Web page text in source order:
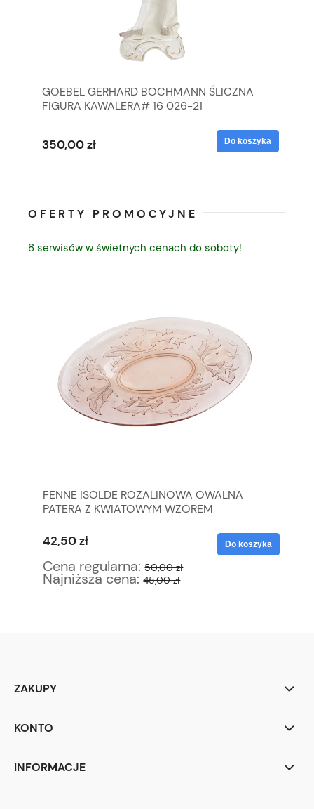
GOEBEL GERHARD BOCHMANN ŚLICZNA
FIGURA KAWALERA# 16 026-21
350,00 zł Do koszyka
OFERTY PROMOCYJNE
8 serwisów w świetnych cenach do soboty!
FENNE ISOLDE ROZALINOWA OWALNA
PATERA Z KWIATOWYM WZOREM
42,50 zł
Cena regularna: 50,00 zł
Najniższa cena: 45,00 zł
Do koszyka
ZAKUPY
KONTO
INFORMACJE